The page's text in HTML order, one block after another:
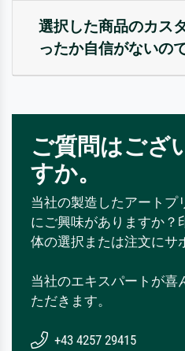
選択した商品のカス
ったか自信がないの
ご質問はござ
すか。
当社の製造したアートプ
にご興味がありますか？
体の選択または注文にサ
当社のエキスパートが喜
ただきます。
+43 4257 29415